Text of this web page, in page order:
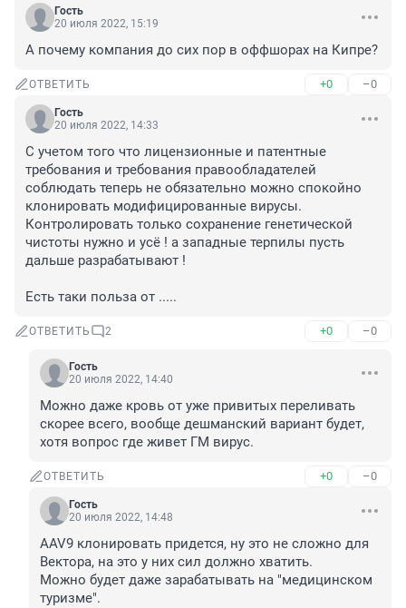
Гость
20 июля 2022, 15:19
А почему компания до сих пор в оффшорах на Кипре?
ОТВЕТИТЬ +0 –0
Гость
20 июля 2022, 14:33
С учетом того что лицензионные и патентные
требования и требования правообладателей
соблюдать теперь не обязательно можно спокойно
клонировать модифицированные вирусы.
Контролировать только сохранение генетической
чистоты нужно и усё ! а западные терпилы пусть
дальше разрабатывают !
Есть таки польза от .....
ОТВЕТИТЬ 2 +0 –0
Гость
20 июля 2022, 14:40
Можно даже кровь от уже привитых переливать
скорее всего, вообще дешманский вариант будет,
хотя вопрос где живет ГМ вирус.
ОТВЕТИТЬ +0 –0
Гость
20 июля 2022, 14:48
AAV9 клонировать придется, ну это не сложно для
Вектора, на это у них сил должно хватить.
Можно будет даже зарабатывать на "медицинском
туризме".